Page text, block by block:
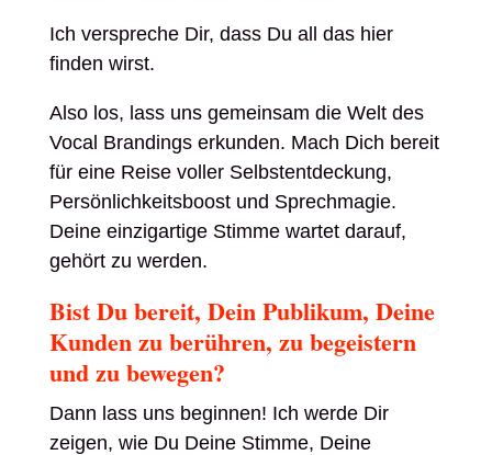
Ich verspreche Dir, dass Du all das hier
finden wirst.
Also los, lass uns gemeinsam die Welt des
Vocal Brandings erkunden. Mach Dich bereit
für eine Reise voller Selbstentdeckung,
Persönlichkeitsboost und Sprechmagie.
Deine einzigartige Stimme wartet darauf,
gehört zu werden.
Bist Du bereit, Dein Publikum, Deine
Kunden zu berühren, zu begeistern
und zu bewegen?
Dann lass uns beginnen! Ich werde Dir
zeigen, wie Du Deine Stimme, Deine